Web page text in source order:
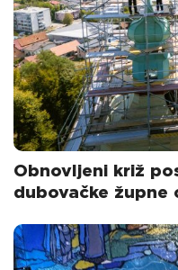
Obnovljeni križ
dubovačke župne